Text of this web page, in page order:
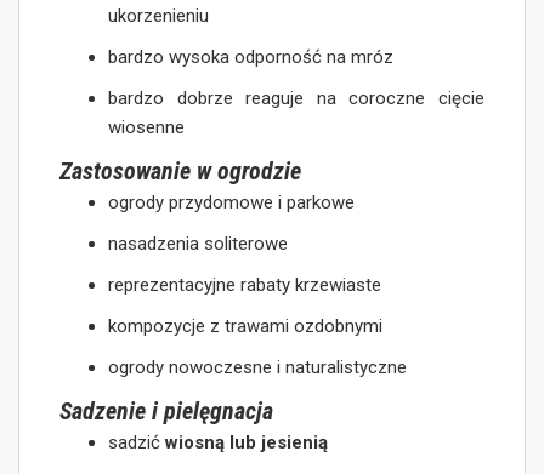
ukorzenieniu
bardzo wysoka odporność na mróz
bardzo dobrze reaguje na coroczne cięcie
wiosenne
Zastosowanie w ogrodzie
ogrody przydomowe i parkowe
nasadzenia soliterowe
reprezentacyjne rabaty krzewiaste
kompozycje z trawami ozdobnymi
ogrody nowoczesne i naturalistyczne
Sadzenie i pielęgnacja
sadzićwiosną lub jesienią